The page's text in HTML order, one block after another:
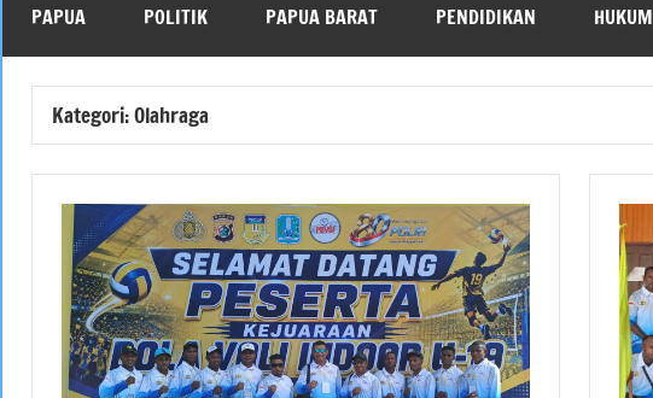
PAPUA POLITIK PAPUA BARAT PENDIDIKAN HUKUM
Kategori:Olahraga